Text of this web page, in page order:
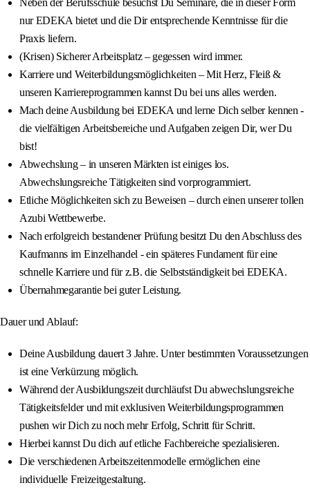
Neben der Berufsschule besuchst Du Seminare, die in dieser Form
nur EDEKA bietet und die Dir entsprechende Kenntnisse für die
Praxis liefern.
(Krisen) Sicherer Arbeitsplatz – gegessen wird immer.
Karriere und Weiterbildungsmöglichkeiten – Mit Herz, Fleiß &
unseren Karriereprogrammen kannst Du bei uns alles werden.
Mach deine Ausbildung bei EDEKA und lerne Dich selber kennen -
die vielfältigen Arbeitsbereiche und Aufgaben zeigen Dir, wer Du
bist!
Abwechslung – in unseren Märkten ist einiges los.
Abwechslungsreiche Tätigkeiten sind vorprogrammiert.
Etliche Möglichkeiten sich zu Beweisen – durch einen unserer tollen
Azubi Wettbewerbe.
Nach erfolgreich bestandener Prüfung besitzt Du den Abschluss des
Kaufmanns im Einzelhandel - ein späteres Fundament für eine
schnelle Karriere und für z.B. die Selbstständigkeit bei EDEKA.
Übernahmegarantie bei guter Leistung.
Dauer und Ablauf:
Deine Ausbildung dauert 3 Jahre. Unter bestimmten Voraussetzungen
ist eine Verkürzung möglich.
Während der Ausbildungszeit durchläufst Du abwechslungsreiche
Tätigkeitsfelder und mit exklusiven Weiterbildungsprogrammen
pushen wir Dich zu noch mehr Erfolg, Schritt für Schritt.
Hierbei kannst Du dich auf etliche Fachbereiche spezialisieren.
Die verschiedenen Arbeitszeitenmodelle ermöglichen eine
individuelle Freizeitgestaltung.